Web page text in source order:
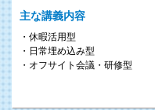
主な講義内容
休暇活用型
日常埋め込み型
オフサイト会議・研修型